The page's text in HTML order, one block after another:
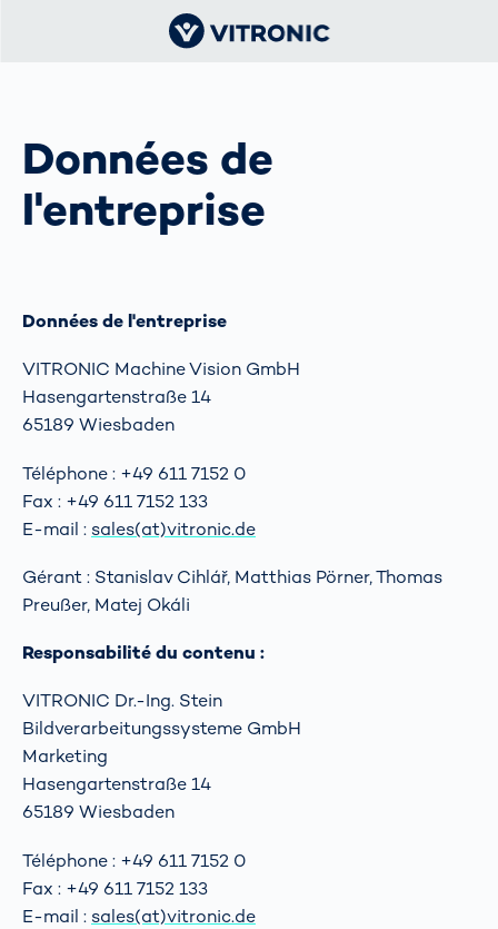
Données de
l'entreprise
Données de l'entreprise
VITRONIC Machine Vision GmbH
Hasengartenstraße 14
65189 Wiesbaden
Téléphone : +49 611 7152 0
Fax : +49 611 7152 133
E-mail : sales(at)vitronic.de
Gérant : Stanislav Cihlář, Matthias Pörner, Thomas
Preußer, Matej Okáli
Responsabilité du contenu :
VITRONIC Dr.-Ing. Stein
Bildverarbeitungssysteme GmbH
Marketing
Hasengartenstraße 14
65189 Wiesbaden
Téléphone : +49 611 7152 0
Fax : +49 611 7152 133
E-mail : sales(at)vitronic.de